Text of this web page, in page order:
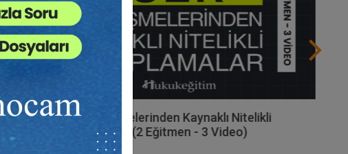
Eser Sözleşmelerinden Kaynaklı Nitelikli
Hesaplamalar (2 Eğitmen - 3 Video)